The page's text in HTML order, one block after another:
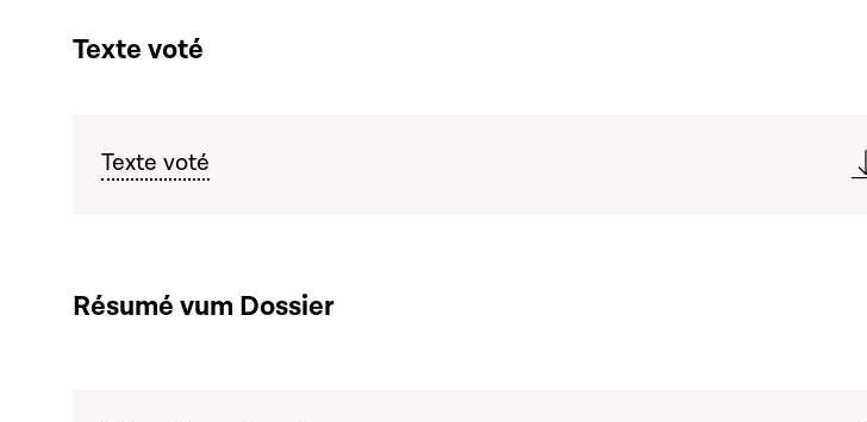
Texte voté
Texte voté
Résumé vum Dossier